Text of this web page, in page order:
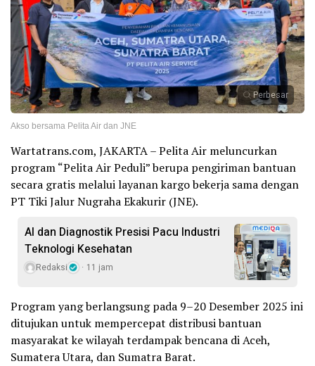
Perbesar
Akso bersama Pelita Air dan JNE
Wartatrans.com, JAKARTA – Pelita Air meluncurkan
program “Pelita Air Peduli” berupa pengiriman bantuan
secara gratis melalui layanan kargo bekerja sama dengan
PT Tiki Jalur Nugraha Ekakurir (JNE).
AI dan Diagnostik Presisi Pacu Industri
Teknologi Kesehatan
Redaksi 11 jam
Program yang berlangsung pada 9–20 Desember 2025 ini
ditujukan untuk mempercepat distribusi bantuan
masyarakat ke wilayah terdampak bencana di Aceh,
Sumatera Utara, dan Sumatra Barat.